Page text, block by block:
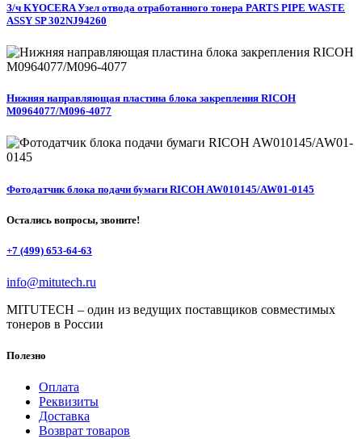
З/ч KYOCERA Узел отвода отработанного тонера PARTS PIPE WASTE
ASSY SP 302NJ94260
Нижняя направляющая пластина блока закрепления RICOH
M0964077/M096-4077
Фотодатчик блока подачи бумаги RICOH AW010145/AW01-0145
Остались вопросы, звоните!
+7 (499) 653-64-63
info@mitutech.ru
MITUTECH – один из ведущих поставщиков совместимых
тонеров в России
Полезно
Оплата
Реквизиты
Доставка
Возврат товаров